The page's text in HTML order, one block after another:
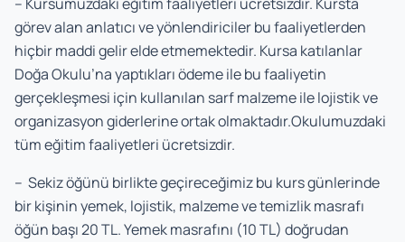
görev alan anlatıcı ve yönlendiriciler bu faaliyetlerden
hiçbir maddi gelir elde etmemektedir. Kursa katılanlar
Doğa Okulu’na yaptıkları ödeme ile bu faaliyetin
gerçekleşmesi için kullanılan sarf malzeme ile lojistik ve
organizasyon giderlerine ortak olmaktadır.Okulumuzdaki
tüm eğitim faaliyetleri ücretsizdir.
– Sekiz öğünü birlikte geçireceğimiz bu kurs günlerinde
bir kişinin yemek, lojistik, malzeme ve temizlik masrafı
öğün başı 20 TL. Yemek masrafını (10 TL) doğrudan